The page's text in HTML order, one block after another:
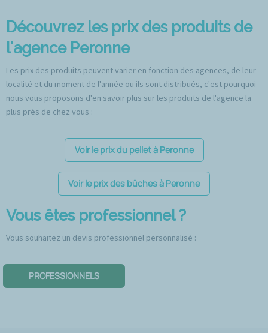
Découvrez les prix des produits de
l'agence Peronne
Les prix des produits peuvent varier en fonction des agences, de leur
localité et du moment de l'année ou ils sont distribués, c'est pourquoi
nous vous proposons d'en savoir plus sur les produits de l'agence la
plus près de chez vous :
Voir le prix du pellet à Peronne
Voir le prix des bûches à Peronne
Vous êtes professionnel ?
Vous souhaitez un devis professionnel personnalisé :
PROFESSIONNELS